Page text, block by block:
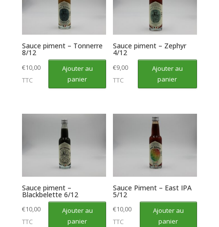
Sauce piment – Tonnerre
8/12
€10,00
TTC
Ajouter au
panier
Sauce piment – Zephyr
4/12
€9,00
TTC
Ajouter au
panier
Sauce piment –
Blackbelette 6/12
€10,00
TTC
Ajouter au
panier
Sauce Piment – East IPA
5/12
€10,00
TTC
Ajouter au
panier